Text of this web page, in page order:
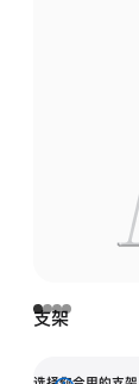
支架